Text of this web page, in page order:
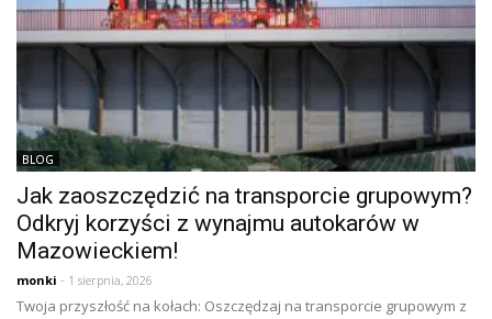
BLOG
Jak zaoszczędzić na transporcie grupowym?
Odkryj korzyści z wynajmu autokarów w
Mazowieckiem!
monki - 1 sierpnia, 2026
Twoja przyszłość na kołach: Oszczędzaj na transporcie grupowym z